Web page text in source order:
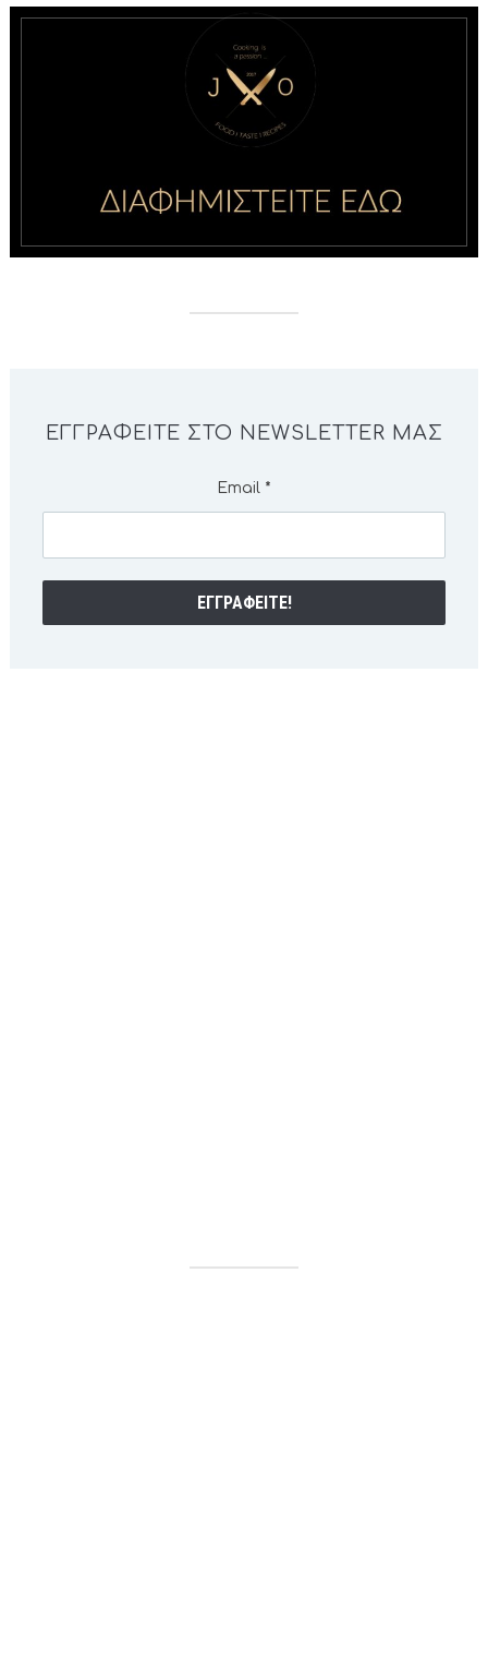
ΕΓΓΡΑΦΕΊΤΕ ΣΤΟ NEWSLETTER ΜΑΣ
Email *